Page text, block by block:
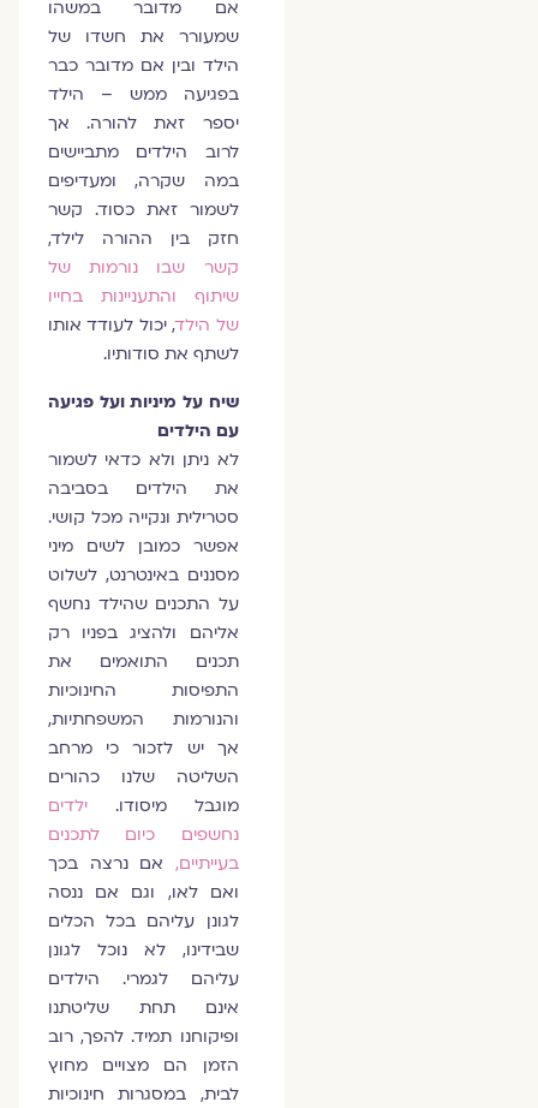
אם מדובר במשהו
שמעורר את חשדו של
הילד ובין אם מדובר כבר
בפגיעה ממש – הילד
יספר זאת להורה. אך
לרוב הילדים מתביישים
במה שקרה, ומעדיפים
לשמור זאת כסוד. קשר
חזק בין ההורה לילד,
קשר שבו נורמות של
שיתוף והתעניינות בחייו
של הילד, יכול לעודד אותו
לשתף את סודותיו.
שיח על מיניות ועל פגיעה
עם הילדים
לא ניתן ולא כדאי לשמור
את הילדים בסביבה
סטרילית ונקייה מכל קושי.
אפשר כמובן לשים מיני
מסננים באינטרנט, לשלוט
על התכנים שהילד נחשף
אליהם ולהציג בפניו רק
תכנים התואמים את
התפיסות החינוכיות
והנורמות המשפחתיות,
אך יש לזכור כי מרחב
השליטה שלנו כהורים
מוגבל מיסודו.
ילדים
נחשפים כיום לתכנים
בעייתיים,אם נרצה בכך
ואם לאו, וגם אם ננסה
לגונן עליהם בכל הכלים
שבידינו, לא נוכל לגונן
עליהם לגמרי. הילדים
אינם תחת שליטתנו
ופיקוחנו תמיד. להפך, רוב
הזמן הם מצויים מחוץ
לבית, במסגרות חינוכיות